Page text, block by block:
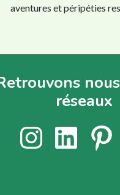
aventures et péripéties
réseaux
InstagramLinkedIn